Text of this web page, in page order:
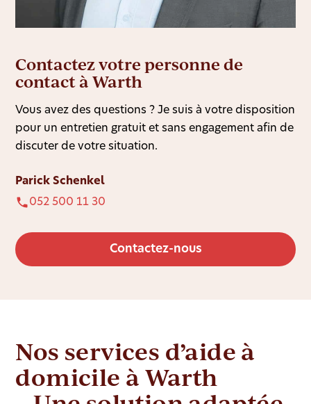
Contactez votre personne de
contact à Warth
Vous avez des questions ? Je suis à votre disposition
pour un entretien gratuit et sans engagement afin de
discuter de votre situation.
Parick Schenkel
052 500 11 30
Contactez-nous
Nos services d’aide à
domicile à Warth